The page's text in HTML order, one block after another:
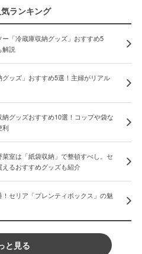
ランキング
「冷蔵庫収納グッズ」おすすめ5
解説
ッズ」おすすめ5選！主婦がリアル
グッズおすすめ10選！コップや袋な
利
菜室は「紙袋収納」で整頓すべし。セ
えるおすすめグッズも紹介
セリア「プレンティボックス」の魅
と見る